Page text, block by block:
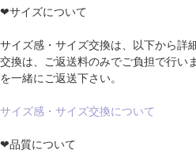
❤サイズについて
サイズ感・サイズ交換は、以下から詳
交換は、ご返送料のみでご負担で行い
を一緒にご返送下さい。
サイズ感・サイズ交換について
❤品質について